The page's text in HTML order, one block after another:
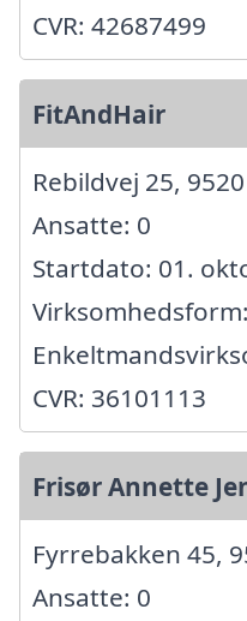
CVR: 42687499
FitAndHair
Rebildvej 25,
Ansatte: 0
Startdato: 01.
Virksomhedsform:
CVR: 36101113
Frisør Annette
Fyrrebakken 45,
Ansatte: 0